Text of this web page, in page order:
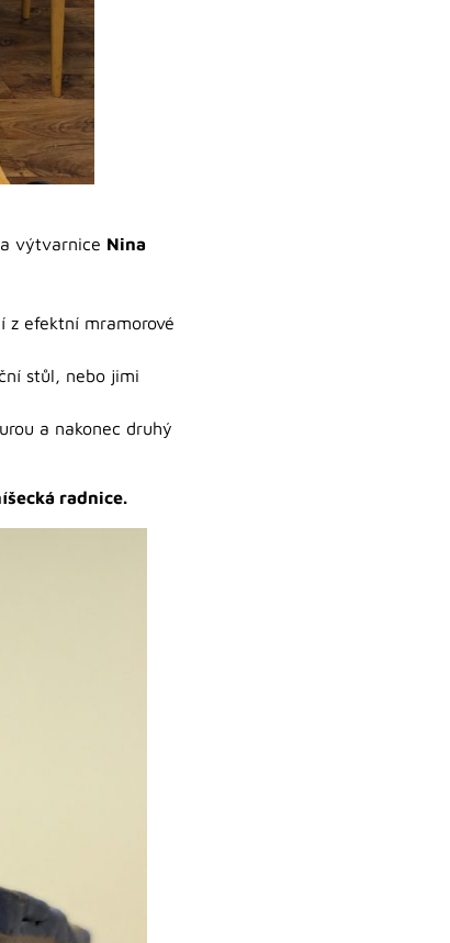
výtvarnice Nina
z efektní mramorové
stůl, nebo jimi
a nakonec druhý
radnice.